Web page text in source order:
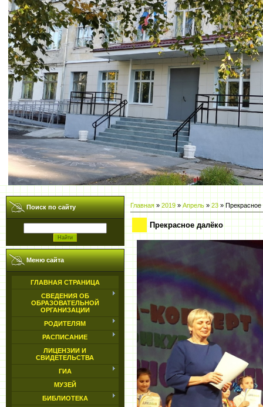
Поиск по сайту
Меню сайта
ГЛАВНАЯ СТРАНИЦА
СВЕДЕНИЯ ОБ
ОБРАЗОВАТЕЛЬНОЙ
ОРГАНИЗАЦИИ
РОДИТЕЛЯМ
РАСПИСАНИЕ
ЛИЦЕНЗИИ И
СВИДЕТЕЛЬСТВА
ГИА
МУЗЕЙ
БИБЛИОТЕКА
Главная»2019 » Апрель » 23» Прекрасное
Прекрасное далёко